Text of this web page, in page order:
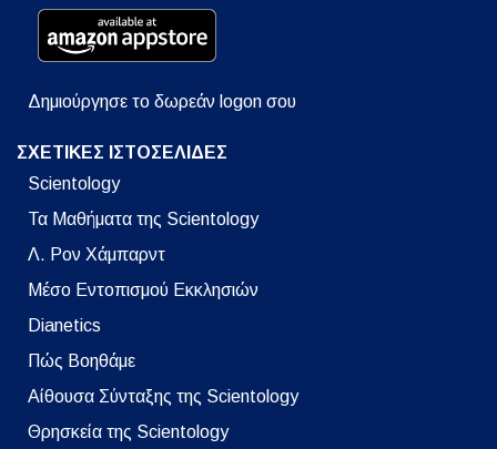
Δημιούργησε το δωρεάν logon σου
ΣΧΕΤΙΚΕΣ ΙΣΤΟΣΕΛΙΔΕΣ
Scientology
Τα Μαθήματα της Scientology
Λ. Ρον Χάμπαρντ
Μέσο Εντοπισμού Εκκλησιών
Dianetics
Πώς Βοηθάμε
Αίθουσα Σύνταξης της Scientology
Θρησκεία της Scientology